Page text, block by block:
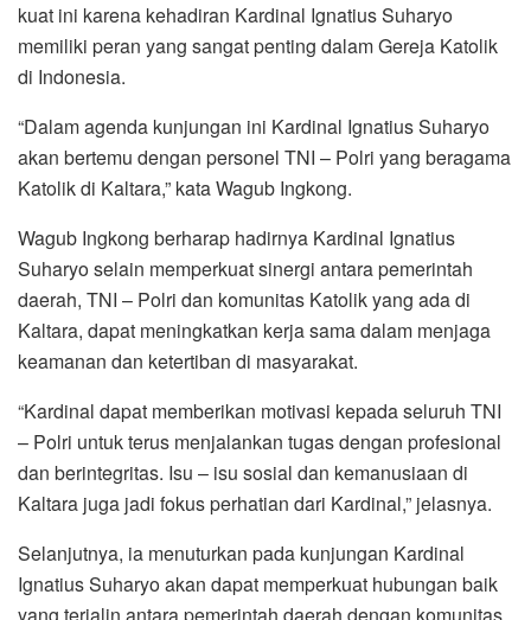
kuat ini karena kehadiran Kardinal Ignatius Suharyo
memiliki peran yang sangat penting dalam Gereja Katolik
di Indonesia.
“Dalam agenda kunjungan ini Kardinal Ignatius Suharyo
akan bertemu dengan personel TNI – Polri yang beragama
Katolik di Kaltara,” kata Wagub Ingkong.
Wagub Ingkong berharap hadirnya Kardinal Ignatius
Suharyo selain memperkuat sinergi antara pemerintah
daerah, TNI – Polri dan komunitas Katolik yang ada di
Kaltara, dapat meningkatkan kerja sama dalam menjaga
keamanan dan ketertiban di masyarakat.
“Kardinal dapat memberikan motivasi kepada seluruh TNI
– Polri untuk terus menjalankan tugas dengan profesional
dan berintegritas. Isu – isu sosial dan kemanusiaan di
Kaltara juga jadi fokus perhatian dari Kardinal,” jelasnya.
Selanjutnya, ia menuturkan pada kunjungan Kardinal
Ignatius Suharyo akan dapat memperkuat hubungan baik